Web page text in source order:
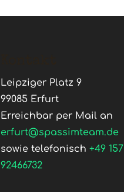
Leipziger Platz 9
99085 Erfurt
Erreichbar per Mail an
erfurt@spassimteam.de
sowie telefonisch +49 157
92466732